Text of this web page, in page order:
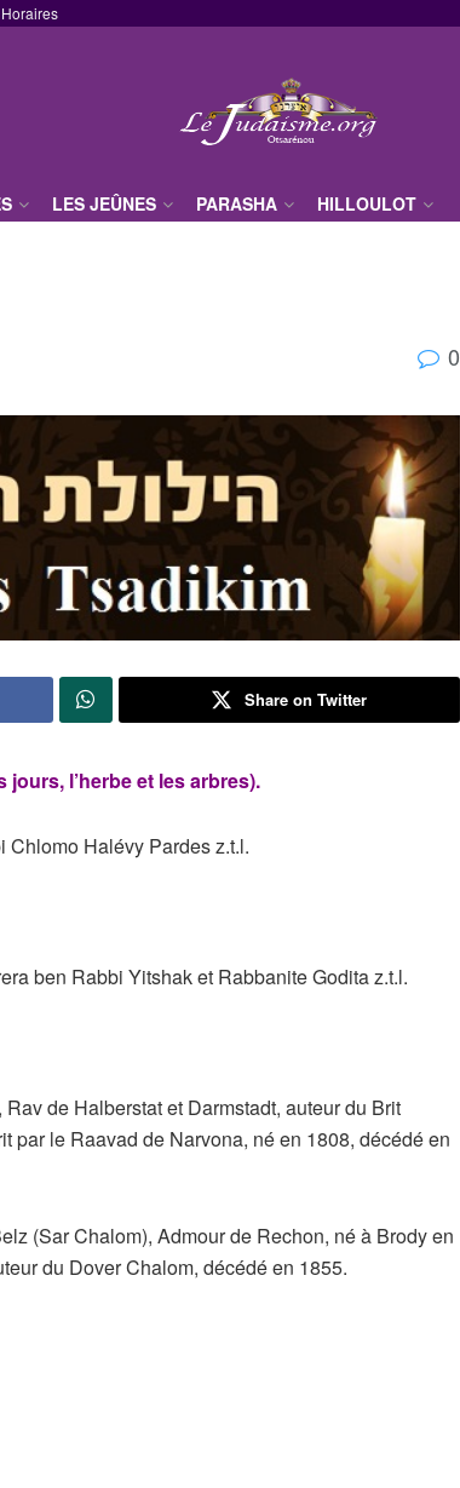
LES JEÛNES PARASHA HILLOULOT
0
Share on Twitter
l’herbe et les arbres).
Halévy Pardes z.t.l.
ben Rabbi Yitshak et Rabbanite Godita z.t.l.
de Halberstat et Darmstadt, auteur du Brit
par le Raavad de Narvona, né en 1808, décédé en
(Sar Chalom), Admour de Rechon, né à Brody en
du Dover Chalom, décédé en 1855.